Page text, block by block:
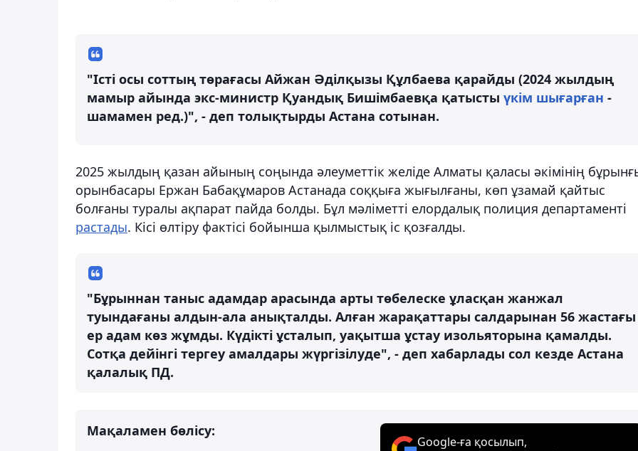
"Істі осы соттың төрағасы Айжан Әділқызы Құлбаева қарайды (2024 жылдың
мамыр айында экс-министр Қуандық Бишімбаевқа қатысты үкім шығарған -
шамамен ред.)", - деп толықтырды Астана сотынан.
2025 жылдың қазан айының соңында әлеуметтік желіде Алматы қаласы әкімінің
орынбасары Ержан Бабақұмаров Астанада соққыға жығылғаны, көп ұзамай қайтыс
болғаны туралы ақпарат пайда болды. Бұл мәліметті елордалық полиция департаменті
растады. Кісі өлтіру фактісі бойынша қылмыстық іс қозғалды.
"Бұрыннан таныс адамдар арасында арты төбелеске ұласқан жанжал
туындағаны алдын-ала анықталды. Алған жарақаттары салдарынан 56 жастағы
ер адам көз жұмды. Күдікті ұсталып, уақытша ұстау изольяторына қамалды.
Сотқа дейінгі тергеу амалдары жүргізілуде", - деп хабарлады сол кезде Астана
қалалық ПД.
Мақаламен бөлісу:
Google-ға қосылып,